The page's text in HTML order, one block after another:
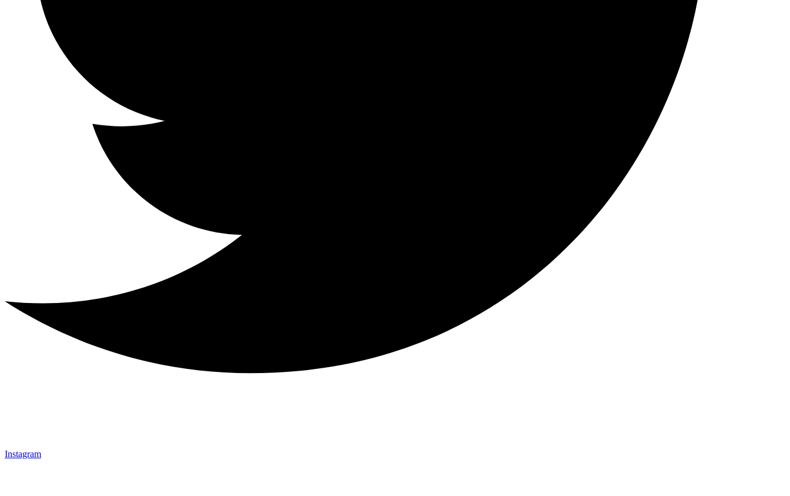
Instagram